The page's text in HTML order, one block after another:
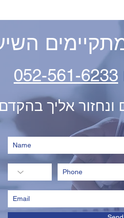
052-561-6233
ונחזור אליך